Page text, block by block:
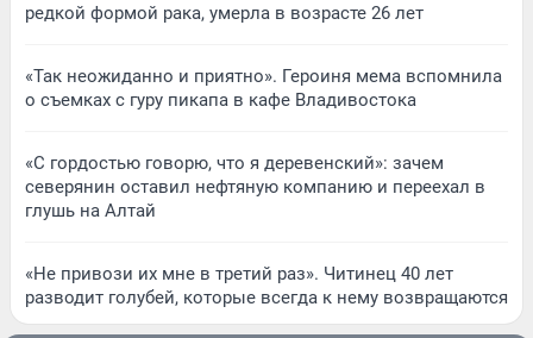
редкой формой рака, умерла в возрасте 26 лет
«Так неожиданно и приятно». Героиня мема вспомнила
о съемках с гуру пикапа в кафе Владивостока
«С гордостью говорю, что я деревенский»: зачем
северянин оставил нефтяную компанию и переехал в
глушь на Алтай
«Не привози их мне в третий раз». Читинец 40 лет
разводит голубей, которые всегда к нему возвращаются